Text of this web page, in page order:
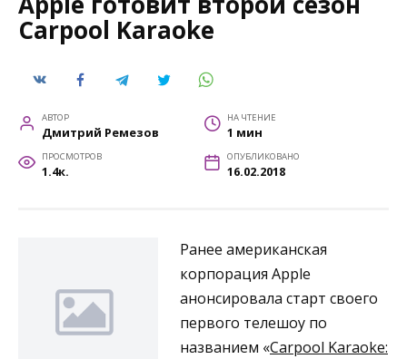
Carpool Karaoke
АВТОР
Дмитрий Ремезов
НА ЧТЕНИЕ
1 мин
ПРОСМОТРОВ
1.4к.
ОПУБЛИКОВАНО
16.02.2018
Ранее американская
корпорация Apple
анонсировала старт своего
первого телешоу по
названием «Carpool Karaoke: